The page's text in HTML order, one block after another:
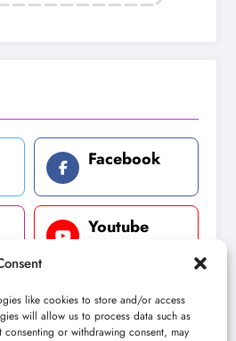
like cookies to store and/or access
will allow us to process data such as
or withdrawing consent, may
Facebook
Youtube